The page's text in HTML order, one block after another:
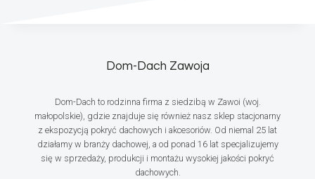
Dom-Dach Zawoja
Dom-Dach to rodzinna firma z siedzibą w Zawoi (woj.
małopolskie), gdzie znajduje się również nasz sklep stacjonarny
z ekspozycją pokryć dachowych i akcesoriów. Od niemal 25 lat
działamy w branży dachowej, a od ponad 16 lat specjalizujemy
się w sprzedaży, produkcji i montażu wysokiej jakości pokryć
dachowych.